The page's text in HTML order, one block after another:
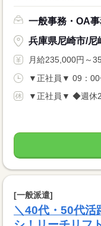
一般事務・OA
兵庫県尼崎市/尼
月給235,000円～
▼正社員▼ 09：00
▼正社員▼ ◆週休2
[一般派遣]
＼40代・50代活